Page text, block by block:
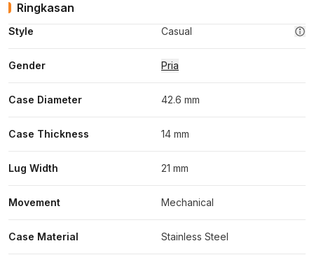
Ringkasan
Style Casual
Gender Pria
Case Diameter 42.6 mm
Case Thickness 14 mm
Lug Width 21 mm
Movement Mechanical
Case Material Stainless Steel